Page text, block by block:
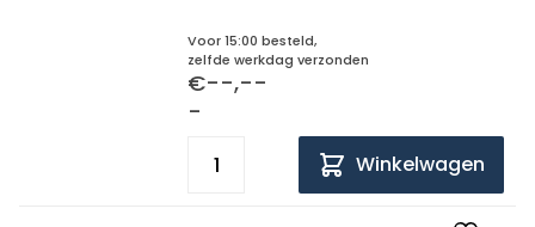
Voor 15:00 besteld,
zelfde werkdag verzonden
€--,--
-
Winkelwagen